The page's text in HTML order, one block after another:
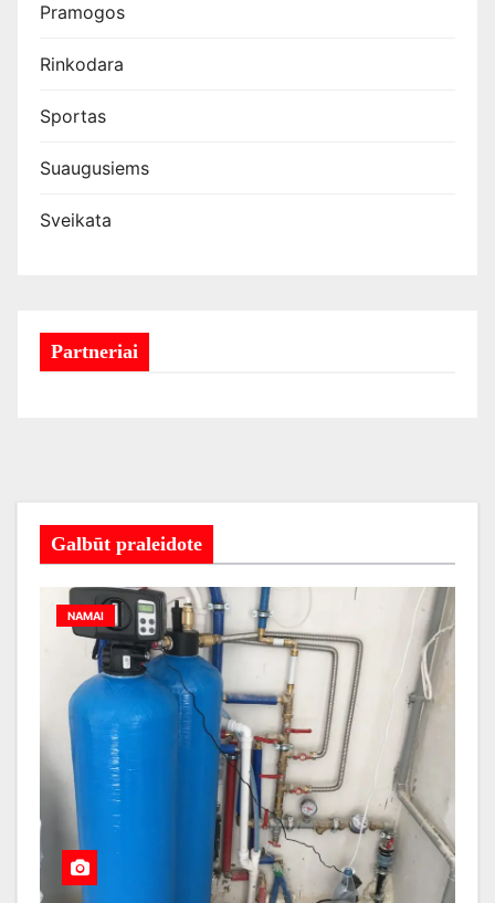
Pramogos
Rinkodara
Sportas
Suaugusiems
Sveikata
Partneriai
Galbūt praleidote
NAMAI